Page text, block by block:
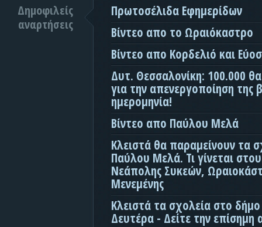
Δημοφιλείς
αναρτήσεις
Πρωτοσέλιδα Εφημερίδων
Βίντεο απο το Ωραιόκαστρο
Βίντεο απο Κορδελιό και
Δυτ. Θεσσαλονίκη: 100.000
για την απενεργοποίηση της
ημερομηνία!
Βίντεο απο Παύλου Μελά
Κλειστά θα παραμείνουν τα
Παύλου Μελά. Τι γίνεται
Νεάπολης Συκεών,
Μενεμένης
Κλειστά τα σχολεία στο
Δευτέρα - Δείτε την επίσημη